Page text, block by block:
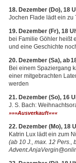
18. Dezember (Do), 18
Jochen Flade lädt ein zu
19. Dezember (Fr), 18
bei Familie Göhler heißt
und eine Geschichte
20. Dezember (Sa), ab
Bei einem Spaziergang
einer mitgebrachten
werden
21. Dezember (So), 16
J. S. Bach:
»»»Ausverkauft«««
22. Dezember (Mo), 18
Katrin Lux lädt ein zum
(ab 10 J., max. 12 Pers.,